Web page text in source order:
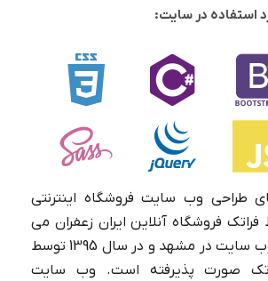
استفاده در سایت:
طراحی وب سایت فروشگاه اینترنتی
فروشگاه آنلاین ایران زعفران می
باشد که طراحی وب سایت در مشهد و در سال 1395 توسط
صورت پذیرفته است. وب سایت